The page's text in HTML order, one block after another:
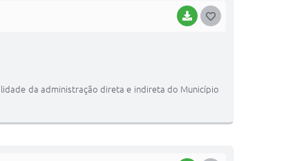
BAIXAR
da administração direta e indireta do Município